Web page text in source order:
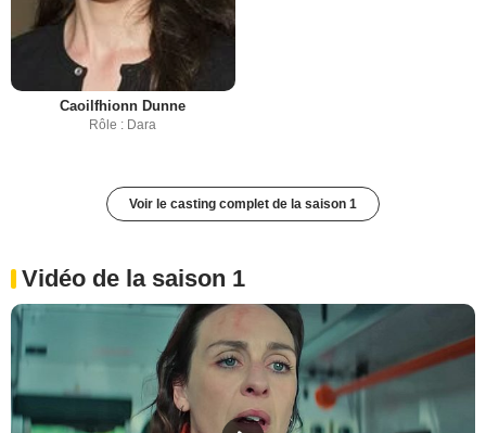
Caoilfhionn Dunne
Rôle : Dara
Voir le casting complet de la saison 1
Vidéo de la saison 1